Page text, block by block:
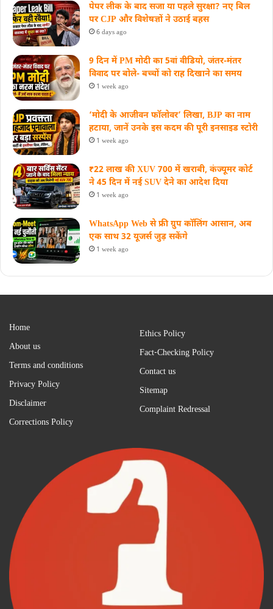
पेपर लीक के बाद सजा या पहले सुरक्षा? नए बिल
पर CJP और विशेषज्ञों ने उठाई बहस
6 days ago
9 दिन में PM मोदी का 5वां वीडियो, जंतर-मंतर
विवाद पर बोले- बच्चों को राह दिखाने का समय
1 week ago
‘मोदी के आजीवन फॉलोवर’ लिखा, BJP का नाम
हटाया, जानें उनके इस कदम की पूरी इनसाइड स्‍टोरी
1 week ago
₹22 लाख की XUV 700 में खराबी, कंज्यूमर कोर्ट
ने 45 दिन में नई SUV देने का आदेश दिया
1 week ago
WhatsApp Web से फ्री ग्रुप कॉलिंग आसान, अब
एक साथ 32 यूजर्स जुड़ सकेंगे
1 week ago
Home
About us
Terms and conditions
Privacy Policy
Disclaimer
Corrections Policy
Ethics Policy
Fact-Checking Policy
Contact us
Sitemap
Complaint Redressal